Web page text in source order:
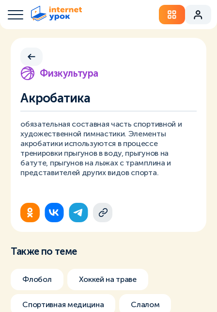
Физкультура
Акробатика
обязательная составная часть спортивной и
художественной гимнастики. Элементы
акробатики используются в процессе
тренировки прыгунов в воду, прыгунов на
батуте, прыгунов на лыжах с трамплина и
представителей других видов спорта.
Также по теме
Флобол Хоккей на траве
Спортивная медицина Слалом